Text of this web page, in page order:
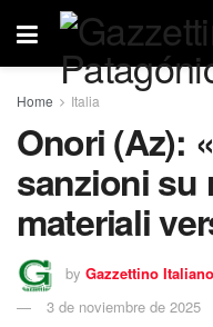
Home Italia
Onori (Az):
sanzioni su
materiali
by Gazzettino
3 de noviembre de 2025